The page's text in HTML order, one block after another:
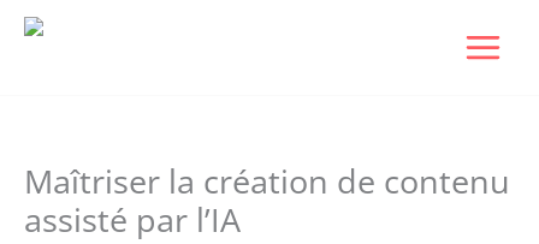
Aller
Maîtriser la création de contenu
assisté par l’IA